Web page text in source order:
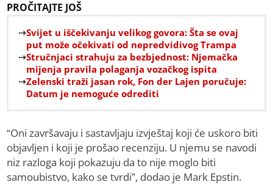
PROČITAJTE JOŠ
Svijet u iščekivanju velikog govora: Šta se ovaj
put može očekivati od nepredvidivog Trampa
Stručnjaci strahuju za bezbjednost: Njemačka
mijenja pravila polaganja vozačkog ispita
Zelenski traži jasan rok, Fon der Lajen poručuje:
Datum je nemoguće odrediti
“Oni završavaju i sastavljaju izvještaj koji će uskoro biti
objavljen i koji je prošao recenziju. U njemu se navodi
niz razloga koji pokazuju da to nije moglo biti
samoubistvo, kako se tvrdi”, dodao je Mark Epstin.